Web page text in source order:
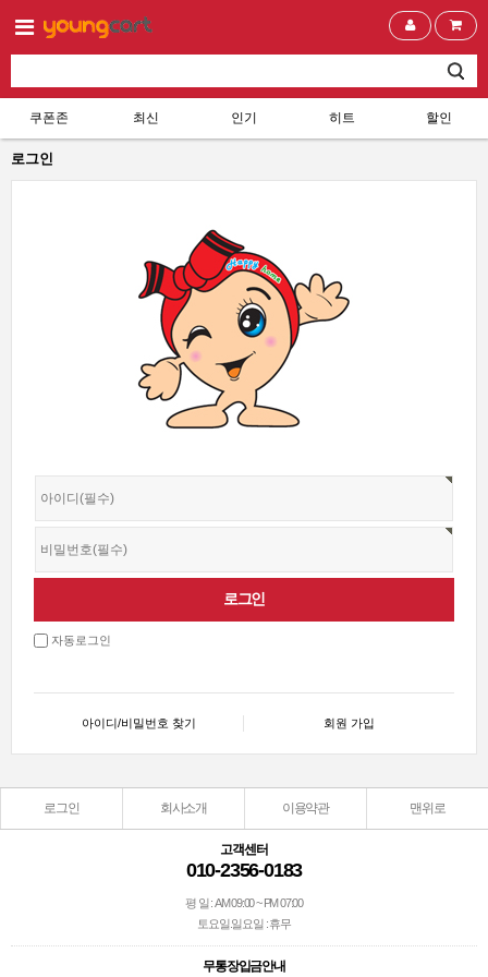
쿠폰존 최신 인기 히트 할인
로그인
자동로그인
아이디/비밀번호 찾기 회원 가입
로그인 회사소개 이용약관 맨위로
고객센터
010-2356-0183
평 일 : AM 09:00 ~ PM 07:00
토요일.일요일 : 휴무
무통장입금안내